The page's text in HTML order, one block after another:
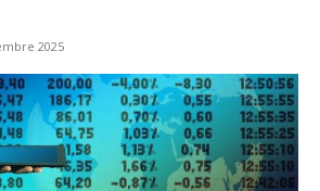
2025